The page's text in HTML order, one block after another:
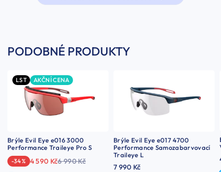
PODOBNÉ PRODUKTY
LST AKČNÍ CENA
Brýle Evil Eye e016 3000
Performance Traileye Pro S
-34 % 4 590 Kč6 990 Kč
Brýle Evil Eye e017 4700
Performance Samozabarvovací
Traileye L
7 990 Kč